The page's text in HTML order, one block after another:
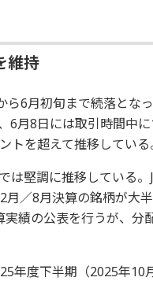
維持
ら6月初旬まで続落とな
6月8日には取引時間中
トを超えて推移している
は堅調に推移している
月／8月決算の銘柄が大
績の公表を行うが、
年度下半期（2025年